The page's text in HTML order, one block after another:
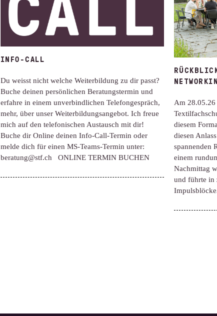
INFO-CALL
Du weisst nicht welche Weiterbildung zu dir passt?
Buche deinen persönlichen Beratungstermin und
erfahre in einem unverbindlichen Telefongespräch,
mehr, über unser Weiterbildungsangebot. Ich freue
mich auf den telefonischen Austausch mit dir!
Buche dir Online deinen Info-Call-Termin oder
melde dich für einen MS-Teams-Termin unter:
beratung@stf.ch ONLINE TERMIN BUCHEN
Am 28.05.26
diesem
diesen
spannenden
einem
Nachmittag
und führte in